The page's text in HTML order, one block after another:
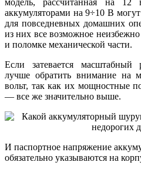
модель, рассчитанная на
аккумуляторами на 9÷10 В
для повседневных домашних
из них все возможное
и поломке механической части.
Если затевается масштабный
лучше обратить внимание на
вольт, так как их мощностные
— все же значительно выше.
И паспортное напряжение
обязательно указываются на